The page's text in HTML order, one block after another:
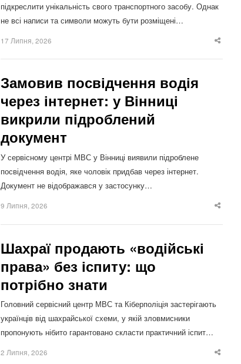
підкреслити унікальність свого транспортного засобу. Однак
не всі написи та символи можуть бути розміщені…
17 Липня, 2026
Share
Замовив посвідчення водія
через інтернет: у Вінниці
викрили підроблений
документ
У сервісному центрі МВС у Вінниці виявили підроблене
посвідчення водія, яке чоловік придбав через інтернет.
Документ не відображався у застосунку…
9 Липня, 2026
Share
Шахраї продають «водійські
права» без іспиту: що
потрібно знати
Головний сервісний центр МВС та Кіберполіція застерігають
українців від шахрайської схеми, у якій зловмисники
пропонують нібито гарантовано скласти практичний іспит…
2 Липня, 2026
Share